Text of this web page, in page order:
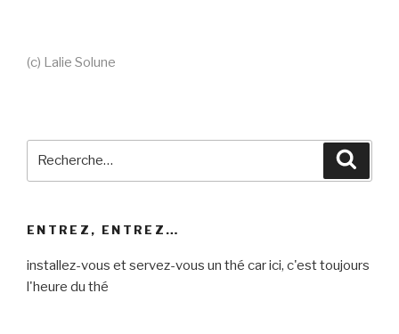
(c) Lalie Solune
ENTREZ, ENTREZ…
installez-vous et servez-vous un thé car ici, c'est toujours
l'heure du thé